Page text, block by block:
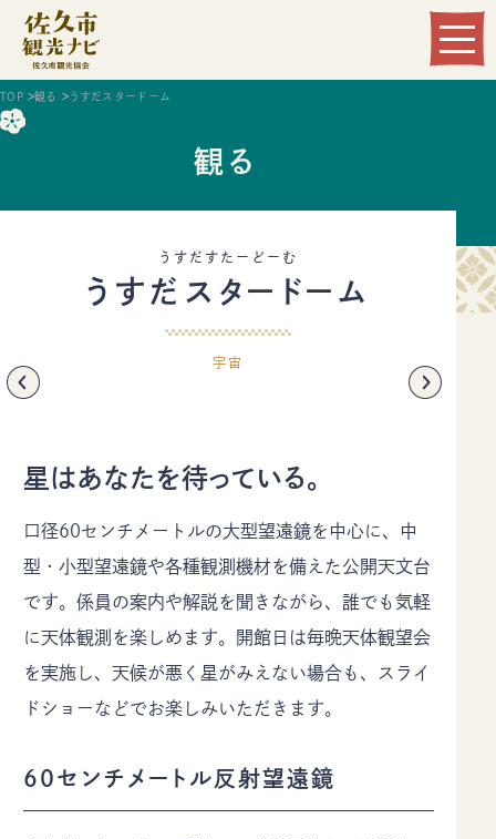
Language
お知らせ ギャラリー
お問い合わせ 当協会のご案内
協会員情報 プライバシーポリシー
TEL0267-62-3285FAX0267-62-2269
TOP 観る うすだスタードーム
観る
うすだすたーどーむ
うすだスタードーム
宇宙
星はあなたを待っている。
口径60センチメートルの大型望遠鏡を中心に、中
型・小型望遠鏡や各種観測機材を備えた公開天文台
です。係員の案内や解説を聞きながら、誰でも気軽
に天体観測を楽しめます。開館日は毎晩天体観望会
を実施し、天候が悪く星がみえない場合も、スライ
ドショーなどでお楽しみいただきます。
60センチメートル反射望遠鏡